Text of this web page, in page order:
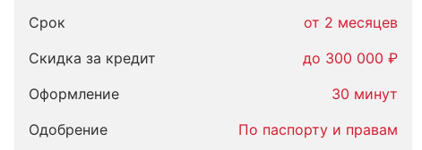
Срок
от 2 месяцев
Скидка за кредит
до 300 000 ₽
Оформление
30 минут
Одобрение
По паспорту и правам